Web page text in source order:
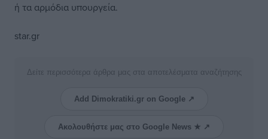
ή τα αρμόδια υπουργεία.
star.gr
Δείτε περισσότερα άρθρα μας στα αποτελέσματα αναζήτησης
Add Dimokratiki.gr on Google ↗
Ακολουθήστε μας στο Google News ★ ↗